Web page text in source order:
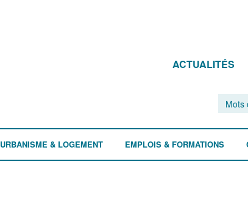
ACTUALITÉS
URBANISME & LOGEMENT EMPLOIS & FORMATIONS